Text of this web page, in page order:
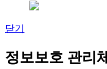
닫기
정보보호 관리